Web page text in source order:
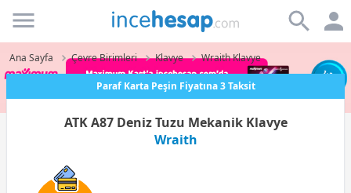
Incehesap
Ana Sayfa Çevre Birimleri Klavye Wraith Klavye
Paraf Karta Peşin Fiyatına 3 Taksit
ATK A87 Deniz Tuzu Mekanik Klavye
Wraith